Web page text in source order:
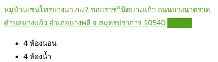
หมู่บ้านเซนโทรบางนา กม7 ซอยราชวินิตบางแก้ว ถนนบางนาตราด
ตำบลบางแก้ว อำเภอบางพลี จ.สมุทรปราการ 10540
4 ห้องนอน
4 ห้องน้ำ